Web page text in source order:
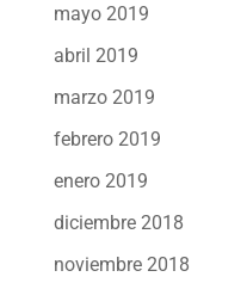
mayo 2019
abril 2019
marzo 2019
febrero 2019
enero 2019
diciembre 2018
noviembre 2018